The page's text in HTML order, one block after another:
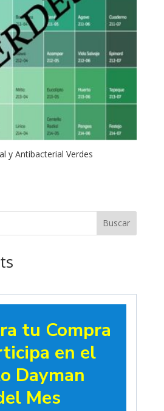
y Antibacterial Verdes
Buscar
tu Compra
en el
Dayman
Mes